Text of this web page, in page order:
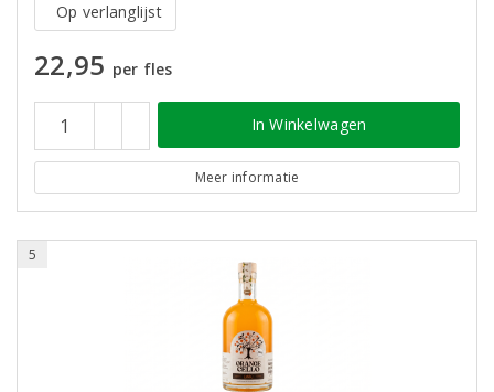
Op verlanglijst
22,95 per fles
In Winkelwagen
Meer informatie
5